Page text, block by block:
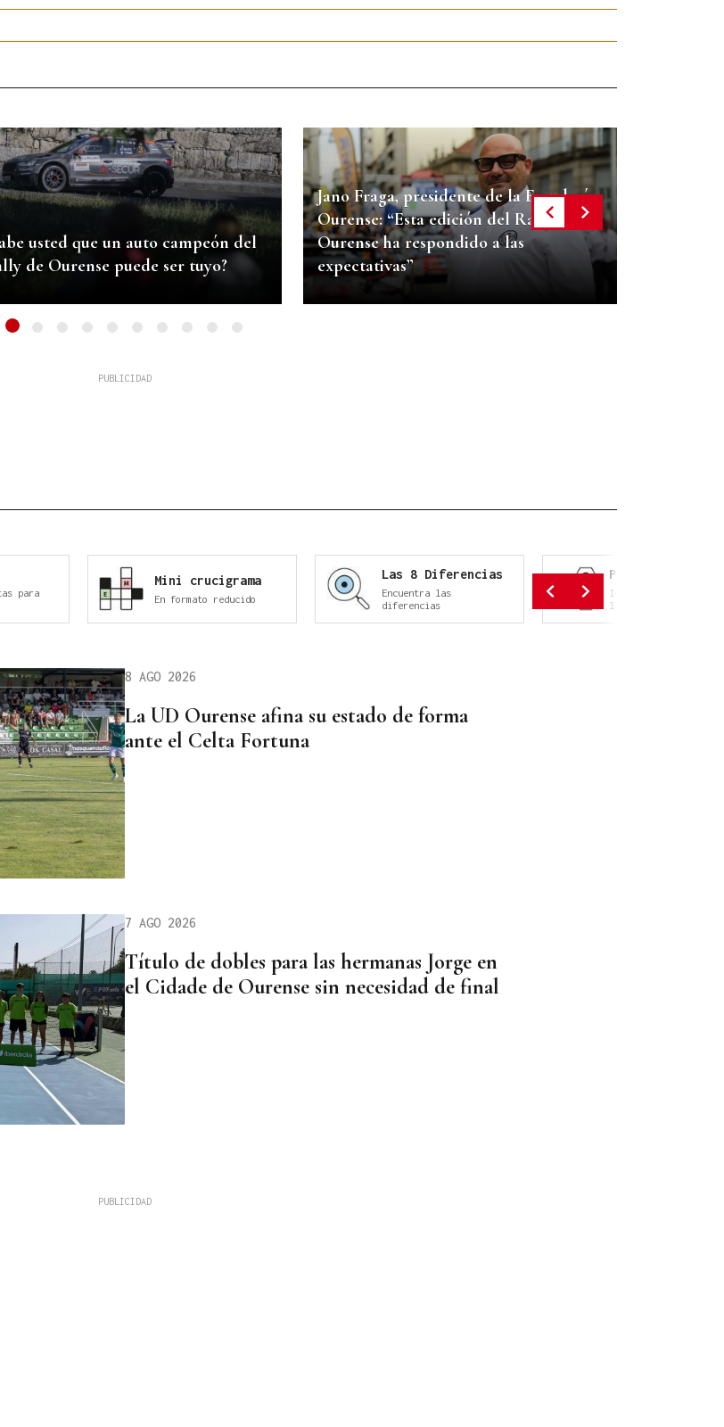
usted que un auto campeón del
de Ourense puede ser tuyo?
Jano Fraga, presidente de la Escudería
Ourense: “Esta edición del Rally de
Ourense ha respondido a las
expectativas”
Ir a 1Ir a 2Ir a 3Ir a 4Ir a 5Ir a 6Ir a 7Ir a 8Ir a 9Ir a 10
para
Mini crucigrama
En formato reducido
Las 8 Diferencias
Encuentra las
diferencias
Parejas
Identifica cada una
las parejas
8 AGO 2026
La UD Ourense afina su estado de forma
ante el Celta Fortuna
7 AGO 2026
Título de dobles para las hermanas Jorge en
el Cidade de Ourense sin necesidad de final